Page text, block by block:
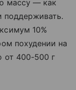
массу — как
поддерживать.
10%
похудении на
от 400-500 г